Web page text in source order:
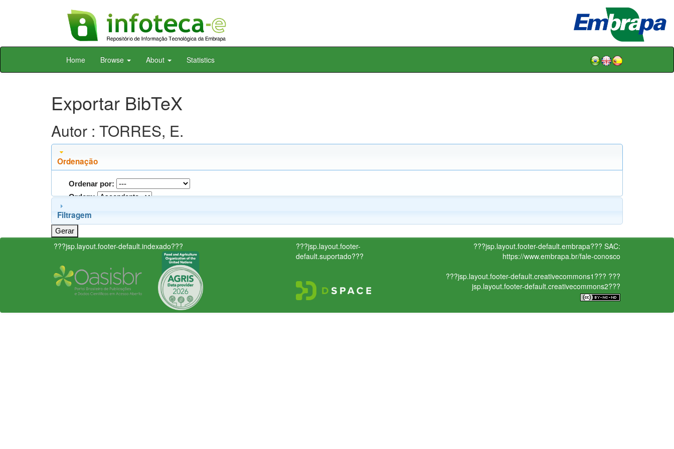
Skip
Home Browse About Statistics
Exportar BibTeX
Autor : TORRES, E.
Ordenação
Ordenar por:
Ordem:
Filtragem
???jsp.layout.footer-default.indexado???
???jsp.layout.footer-
default.suportado???
???jsp.layout.footer-default.embrapa??? SAC:
https://www.embrapa.br/fale-conosco
???jsp.layout.footer-default.creativecommons1??? ???
jsp.layout.footer-default.creativecommons2???